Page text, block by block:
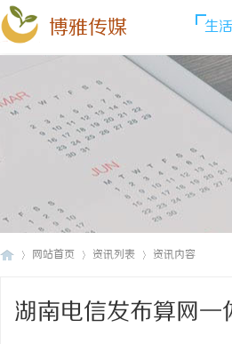
博雅传媒 生
网站首页 资讯列表 资讯内容
湖南电信发布算网